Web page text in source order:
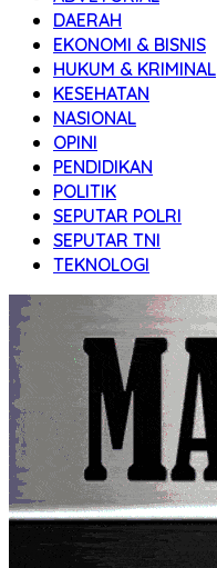
DAERAH
EKONOMI & BISNIS
HUKUM & KRIMINAL
KESEHATAN
NASIONAL
OPINI
PENDIDIKAN
POLITIK
SEPUTAR POLRI
SEPUTAR TNI
TEKNOLOGI